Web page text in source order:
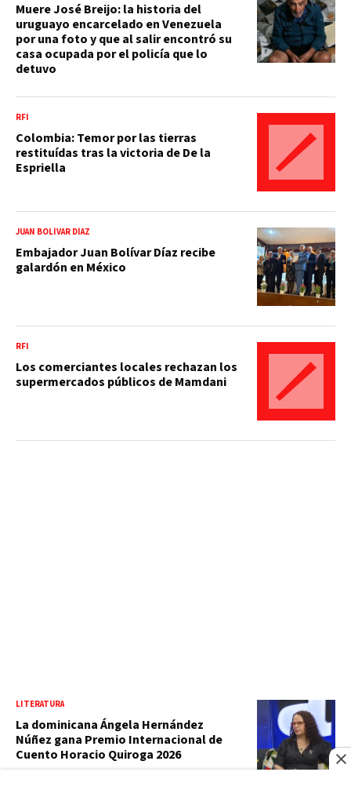
Muere José Breijo: la historia del
uruguayo encarcelado en Venezuela
por una foto y que al salir encontró su
casa ocupada por el policía que lo
detuvo
RFI
Colombia: Temor por las tierras
restituídas tras la victoria de De la
Espriella
JUAN BOLÍVAR DÍAZ
Embajador Juan Bolívar Díaz recibe
galardón en México
RFI
Los comerciantes locales rechazan los
supermercados públicos de Mamdani
LITERATURA
La dominicana Ángela Hernández
Núñez gana Premio Internacional de
Cuento Horacio Quiroga 2026